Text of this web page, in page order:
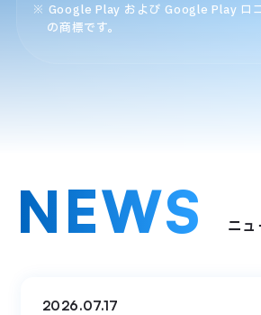
※ Google Play および Google Play ロ
の商標です。
NEWS ニュ
2026.07.17